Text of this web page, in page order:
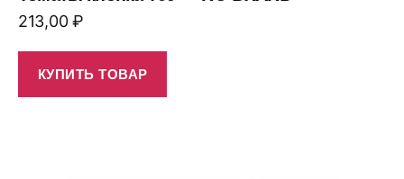
213,00₽
КУПИТЬ ТОВАР